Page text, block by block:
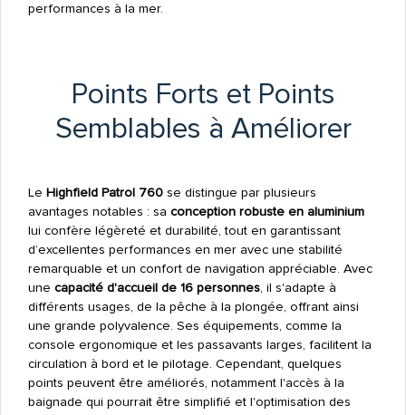
performances à la mer.
Points Forts et Points
Semblables à Améliorer
Le Highfield Patrol 760se distingue par plusieurs
avantages notables : sa conception robuste en aluminium
lui confère légèreté et durabilité, tout en garantissant
d’excellentes performances en mer avec une stabilité
remarquable et un confort de navigation appréciable. Avec
une capacité d'accueil de 16 personnes, il s'adapte à
différents usages, de la pêche à la plongée, offrant ainsi
une grande polyvalence. Ses équipements, comme la
console ergonomique et les passavants larges, facilitent la
circulation à bord et le pilotage. Cependant, quelques
points peuvent être améliorés, notamment l'accès à la
baignade qui pourrait être simplifié et l'optimisation des